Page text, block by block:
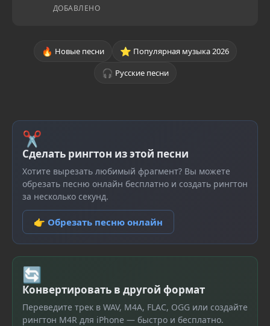
ДОБАВЛЕНО
🔥 Новые песни ⭐ Популярная музыка 2026
🎧 Русские песни
✂
Сделать рингтон из этой песни
Хотите вырезать любимый фрагмент? Вы можете
обрезать песню онлайн бесплатно и создать рингтон
за несколько секунд.
👉 Обрезать песню онлайн
🔄
Конвертировать в другой формат
Переведите трек в WAV, M4A, FLAC, OGG или создайте
рингтон M4R для iPhone — быстро и бесплатно.